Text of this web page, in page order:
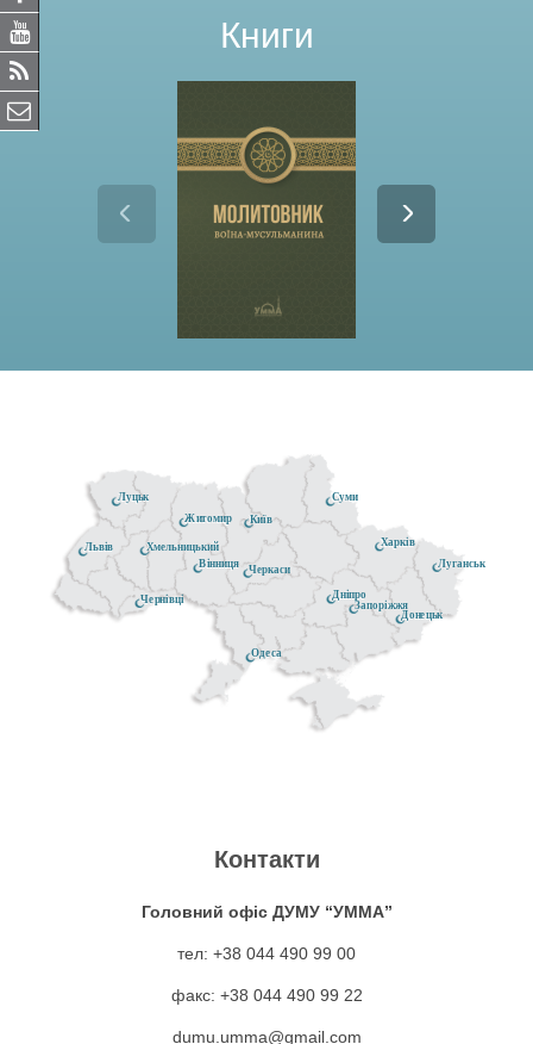
Книги
Донецьк
Житомир
Черкаси
Чернівці
Київ
Луганськ
Хмельницький
Луцьк
Дніпро
Одеса
Суми
Вінниця
Запоріжжя
Львів Харків
Контакти
Головний офіс ДУМУ “УММА”
тел: +38 044 490 99 00
факс: +38 044 490 99 22
dumu.umma@gmail.com